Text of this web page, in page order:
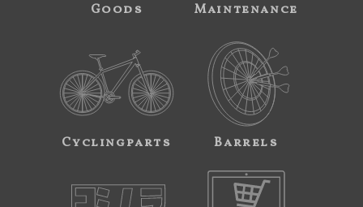
Goods Maintenance
Cyclingparts Barrels